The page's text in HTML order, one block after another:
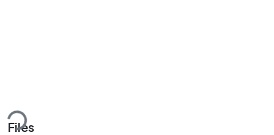
Files